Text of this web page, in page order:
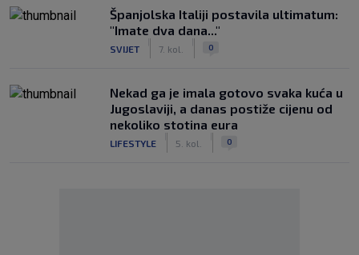
Španjolska Italiji postavila ultimatum:
"Imate dva dana..."
SVIJET 7. kol. 0
Nekad ga je imala gotovo svaka kuća u
Jugoslaviji, a danas postiže cijenu od
nekoliko stotina eura
LIFESTYLE 5. kol. 0